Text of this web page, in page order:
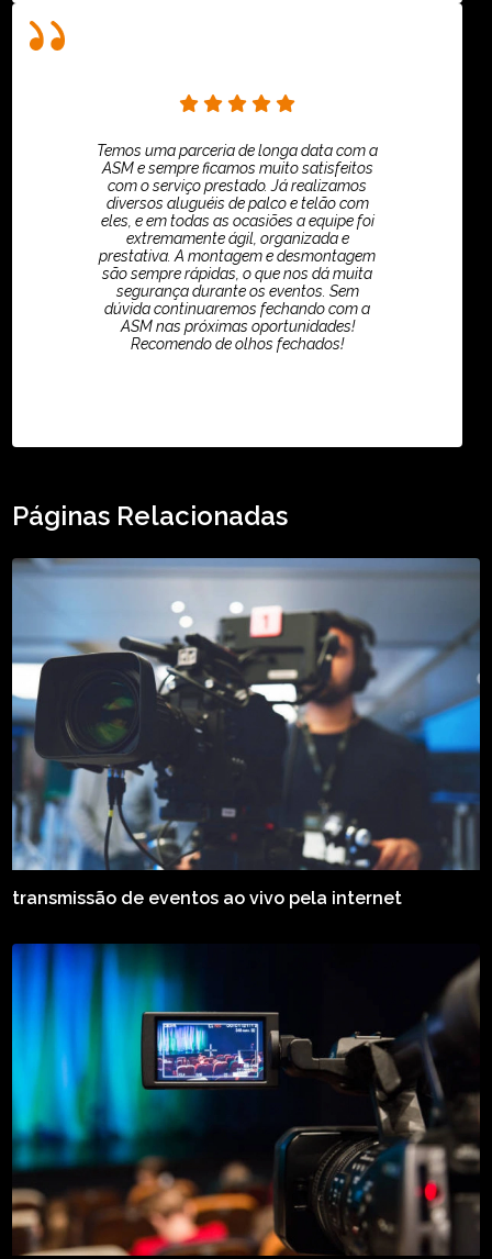
Temos uma parceria de longa data com a
ASM e sempre ficamos muito satisfeitos
com o serviço prestado. Já realizamos
diversos aluguéis de palco e telão com
eles, e em todas as ocasiões a equipe foi
extremamente ágil, organizada e
prestativa. A montagem e desmontagem
são sempre rápidas, o que nos dá muita
segurança durante os eventos. Sem
dúvida continuaremos fechando com a
ASM nas próximas oportunidades!
Recomendo de olhos fechados!
Páginas Relacionadas
transmissão de eventos ao vivo pela internet